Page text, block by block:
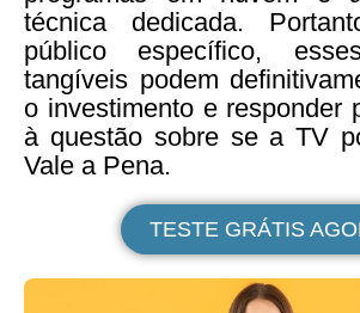
técnica dedicada.
público específico,
tangíveis podem
o investimento e responder
à questão sobre se a TV
Vale a Pena.
TESTE GRÁTIS